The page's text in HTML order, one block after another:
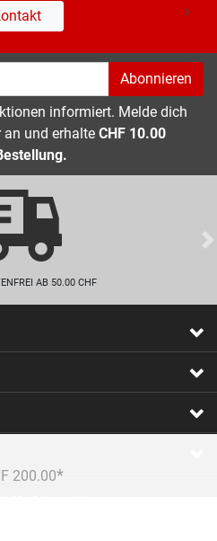
von
200.00
An
Abonnieren
informiert. Melde dich
an und erhalte CHF 10.00
AB 50.00 CHF